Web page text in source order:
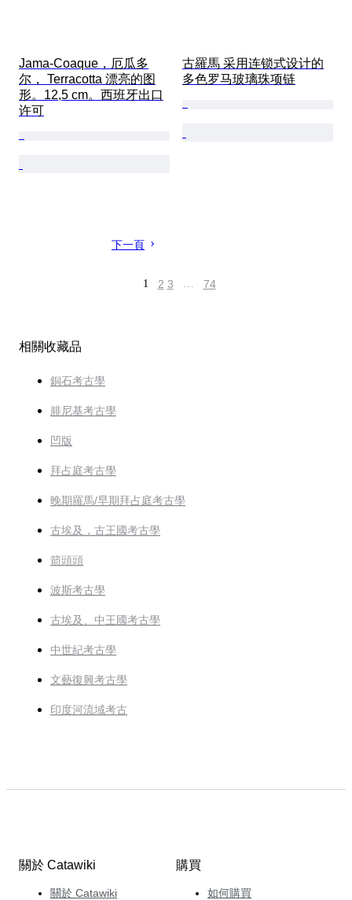
Jama-Coaque，厄瓜多
尔， Terracotta 漂亮的图
形。12,5 cm。西班牙出口
许可
古羅馬 采用连锁式设计的
多色罗马玻璃珠项链
下一頁
1 2 3 … 74
相關收藏品
銅石考古學
腓尼基考古學
凹版
拜占庭考古學
晚期羅馬/早期拜占庭考古學
古埃及，古王國考古學
箭頭頭
波斯考古學
古埃及、中王國考古學
中世紀考古學
文藝復興考古學
印度河流域考古
關於 Catawiki
關於 Catawiki
購買
如何購買